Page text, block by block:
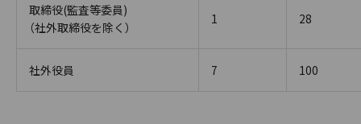
取締役(監査等委員)
（社外取締役を除く）
1 28
社外役員 7 100